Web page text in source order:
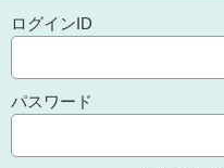
ログインID
パスワード